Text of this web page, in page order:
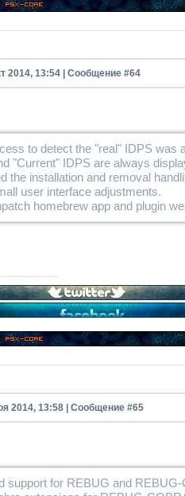
2014, 13:54 | Сообщение #64
to detect the "real" IDPS was
"Current" IDPS are always
the installation and removal
user interface adjustments.
homebrew app and plugin
2014, 13:58 | Сообщение #65
support for REBUG and